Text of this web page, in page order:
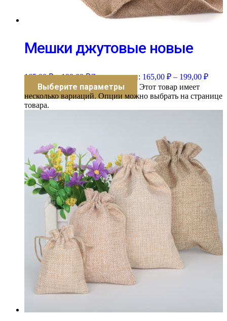
Мешки джутовые новые
165,00₽ – 199,00₽Диапазон цен: 165,00 ₽ – 199,00 ₽
Выберите параметры
Этот товар имеет
несколько вариаций. Опции можно выбрать на странице
товара.